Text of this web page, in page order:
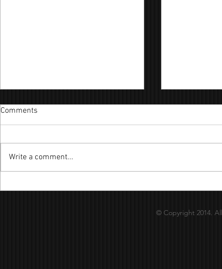
2018年「上海商業銀行盃」歌
Comments
Write a comment...
© Copyright 2014.